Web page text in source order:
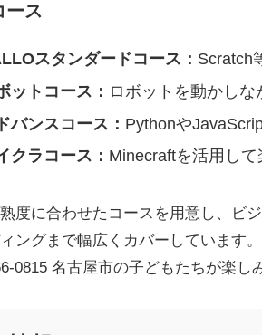
ース
スタンダードコース： Scratch
ットコース： ロボットを動かしな
バンスコース： Pythonや
クラコース： Minecraftを活用して
度に合わせたコースを用意し、ビ
ィングまで幅広くカバーしています
0815 名古屋市の子どもたちが楽し